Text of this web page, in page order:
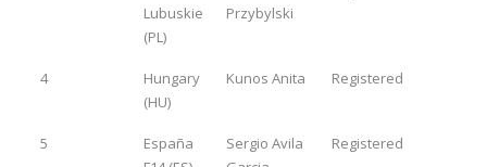
Lubuskie
(PL)
Przybylski
4
Hungary
(HU)
Kunos Anita Registered
5
España
Sergio Avila
Registered